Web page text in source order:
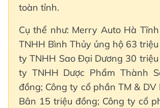
toàn tỉnh.
Cụ thể như: Merry Auto Hà
TNHH Bình Thủy ủng hộ 63
ty TNHH Sao Đại Dương 30 triệu
ty TNHH Dược Phẩm Thành
đồng; Công ty cổ phần TM & DV
Bân 15 triệu đồng; Công ty cổ